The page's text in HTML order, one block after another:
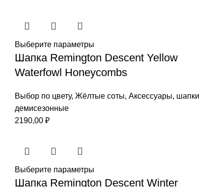
Выберите параметры
Шапка Remington Descent Yellow
Waterfowl Honeycombs
Выбор по цвету, Жёлтые соты, Аксессуары, шапки
демисезонные
2190,00 ₽
Выберите параметры
Шапка Remington Descent Winter